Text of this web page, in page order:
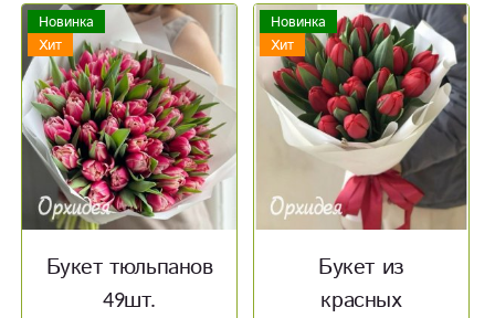
Новинка
Хит
Букет тюльпанов
49шт.
Новинка
Хит
Букет из
красных